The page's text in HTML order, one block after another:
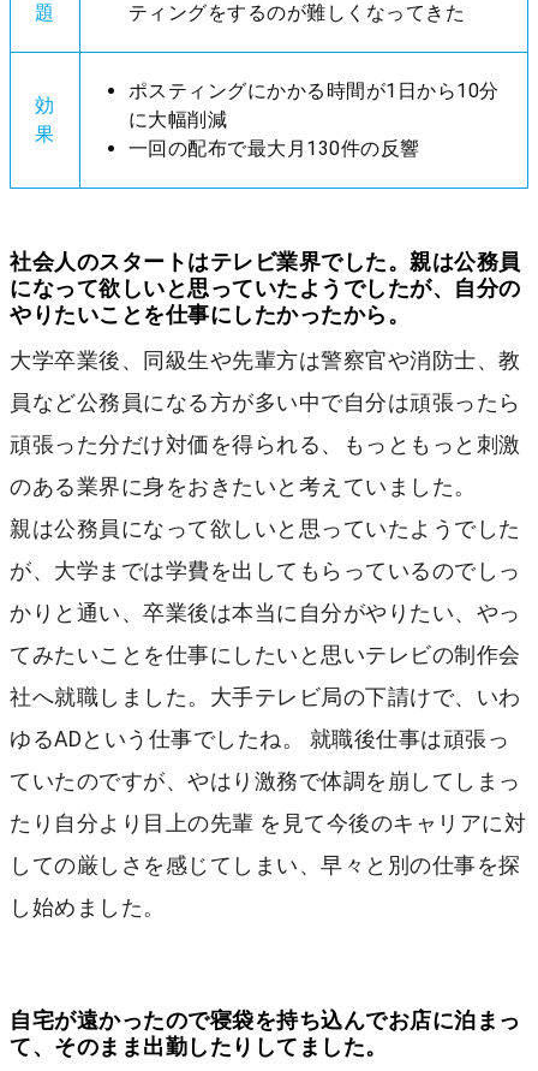
題
ティングをするのが難しくなってきた
効
果
ポスティングにかかる時間が1日から10分
に大幅削減
一回の配布で最大月130件の反響
社会人のスタートはテレビ業界でした。親は公務員
になって欲しいと思っていたようでしたが、自分の
やりたいことを仕事にしたかったから。
大学卒業後、同級生や先輩方は警察官や消防士、教
員など公務員になる方が多い中で自分は頑張ったら
頑張った分だけ対価を得られる、もっともっと刺激
のある業界に身をおきたいと考えていました。
親は公務員になって欲しいと思っていたようでした
が、大学までは学費を出してもらっているのでしっ
かりと通い、卒業後は本当に自分がやりたい、やっ
てみたいことを仕事にしたいと思いテレビの制作会
社へ就職しました。大手テレビ局の下請けで、いわ
ゆるADという仕事でしたね。 就職後仕事は頑張っ
ていたのですが、やはり激務で体調を崩してしまっ
たり自分より目上の先輩 を見て今後のキャリアに対
しての厳しさを感じてしまい、早々と別の仕事を探
し始めました。
自宅が遠かったので寝袋を持ち込んでお店に泊まっ
て、そのまま出勤したりしてました。